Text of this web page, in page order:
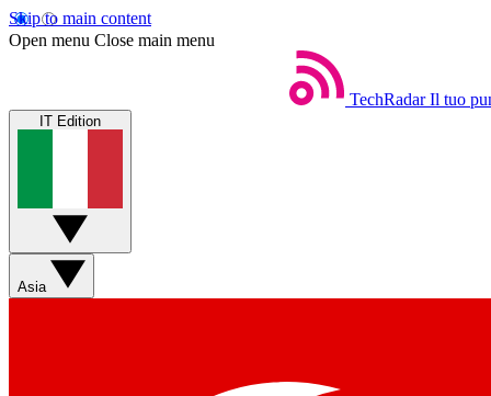
Skip to main content
Open menu Close main menu
TechRadar Il tuo
IT Edition
Asia